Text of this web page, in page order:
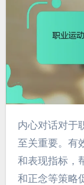
内心对话对于职业运动员提升自信、专注力和韧性
至关重要。有
和表现指标，
和正念等策略